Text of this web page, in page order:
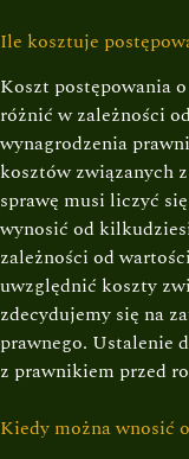
Ile kosztuje
Koszt postępowania
różnić w zależności
wynagrodzenia
kosztów związanych
sprawę musi liczyć
wynosić od
zależności od
uwzględnić koszty
zdecydujemy się na
prawnego. Ustalenie
z prawnikiem przed
Kiedy można wnosić